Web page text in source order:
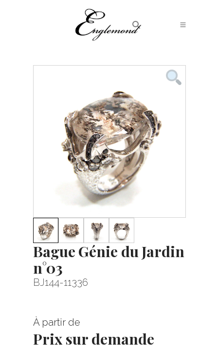
Bague Génie du Jardin
n°03
BJ144-11336
À partir de
Prix sur demande